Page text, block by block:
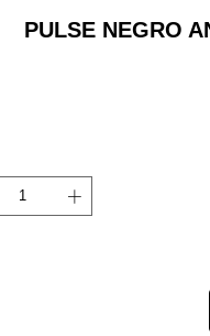
PULSE NEGRO